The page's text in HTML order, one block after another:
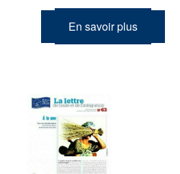
En savoir plus